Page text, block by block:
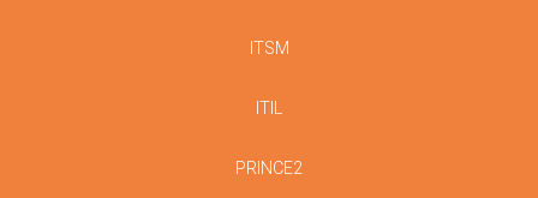
ITSM
ITIL
PRINCE2